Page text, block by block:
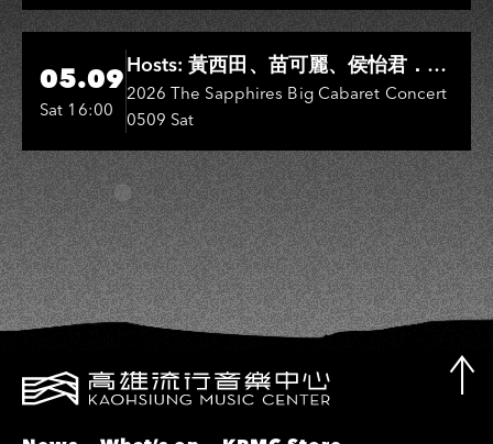
彬、邵大倫、曹雅雯、陳孟賢、黃露
瑤
Hi-Ing Music Hall
05.09
Sat 16:00
Hosts: 黃西田、苗可麗、侯怡君．
Entertainers: 葉啟田、鳥來嬤-吳
敏、張秀卿、王彩樺、吳淑敏、施文
彬、邵大倫、曹雅雯、陳孟賢、黃露
瑤
2026 The Sapphires Big Cabaret Concert
0509 Sat